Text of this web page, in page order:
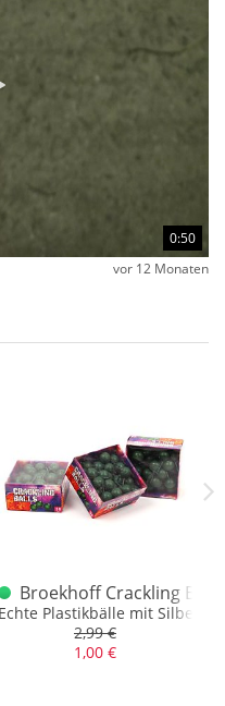
0:50
vor 12 Monaten
Sortiment
Broekhoff Crackling
Echte Plastikbälle mit
2,99 €
1,00 €